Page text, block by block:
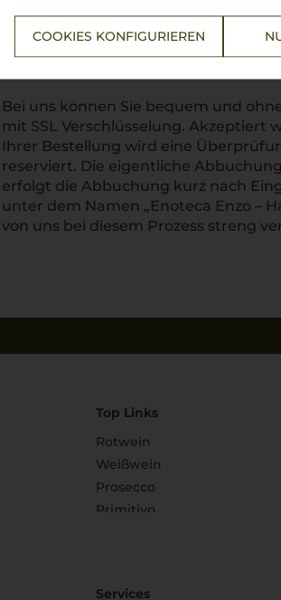
COOKIES KONFIGURIEREN
Bei uns können Sie bequem und
mit SSL Verschlüsselung. Akzeptiert
Ihrer Bestellung wird eine
reserviert. Die eigentliche
erfolgt die Abbuchung kurz nach
unter dem Namen „Enoteca Enzo –
von uns bei diesem Prozess streng
Top Links
Rotwein
Weißwein
Prosecco
Primitivo
Services